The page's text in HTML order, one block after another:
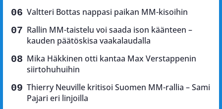
Valtteri Bottas nappasi paikan MM-kisoihin
Rallin MM-taistelu voi saada ison käänteen –
kauden päätöskisa vaakalaudalla
Mika Häkkinen otti kantaa Max Verstappenin
siirtohuhuihin
Thierry Neuville kritisoi Suomen MM-rallia – Sami
Pajari eri linjoilla